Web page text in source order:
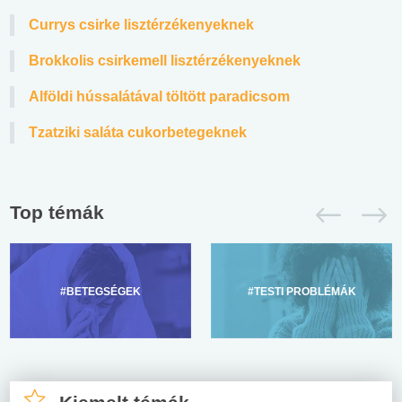
Currys csirke lisztérzékenyeknek
Brokkolis csirkemell lisztérzékenyeknek
Alföldi hússalátával töltött paradicsom
Tzatziki saláta cukorbetegeknek
Top témák
#BETEGSÉGEK #TESTI PROBLÉMÁK